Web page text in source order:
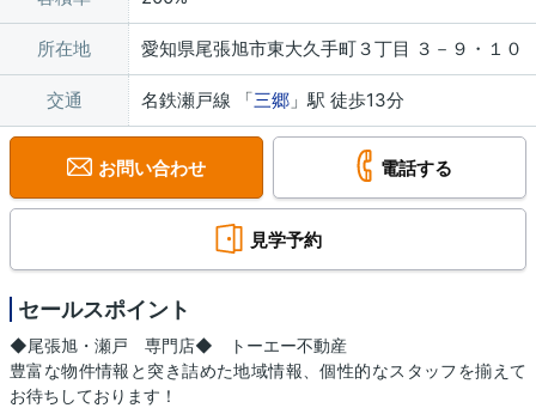
所在地 愛知県尾張旭市東大久手町３丁目 ３－９・１０
交通 名鉄瀬戸線 「三郷 」駅 徒歩13分
お問い合わせ 電話する
見学予約
セールスポイント
◆尾張旭・瀬戸 専門店◆ トーエー不動産
豊富な物件情報と突き詰めた地域情報、個性的なスタッフを揃えて
お待ちしております！